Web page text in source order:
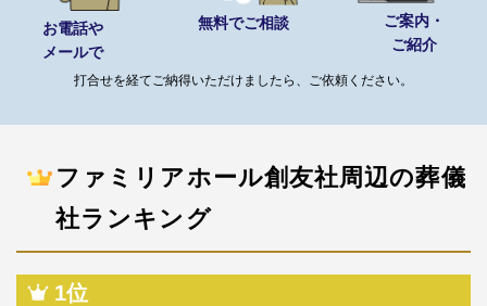
お電話や
メールで
無料でご相談
ご案内・
ご紹介
打合せを経てご納得いただけましたら、ご依頼ください。
ファミリアホール創友社周辺の葬儀
社ランキング
1位